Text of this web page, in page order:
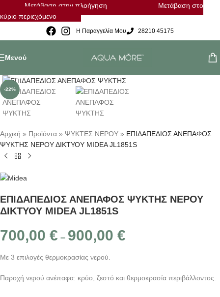
Μετάβαση στην πλοήγηση
Μετάβαση στο
κύριο περιεχόμενο
Η Παραγγελία Μου 28210 45175
Μενού
-22%
Αρχική » Προϊόντα » ΨΥΚΤΕΣ ΝΕΡΟΥ » ΕΠΙΔΑΠΕΔΙΟΣ ΑΝΕΠΑΦΟΣ
ΨΥΚΤΗΣ ΝΕΡΟΥ ΔΙΚΤΥΟΥ MIDEA JL1851S
ΕΠΙΔΑΠΕΔΙΟΣ ΑΝΕΠΑΦΟΣ ΨΥΚΤΗΣ ΝΕΡΟΥ
ΔΙΚΤΥΟΥ MIDEA JL1851S
700,00 € – 900,00 €
Με 3 επιλογές θερμοκρασίας νερού.
Παροχή νερού ανέπαφα: κρύο, ζεστό και θερμοκρασία περιβάλλοντος.